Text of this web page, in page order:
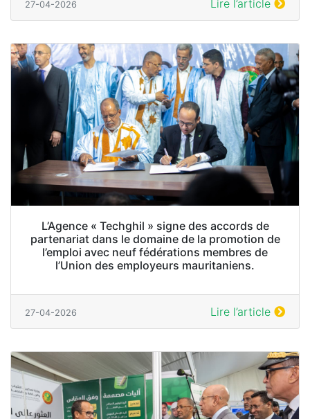
27-04-2026 Lire l’article
L’Agence « Techghil » signe des accords de
partenariat dans le domaine de la promotion de
l’emploi avec neuf fédérations membres de
l’Union des employeurs mauritaniens.
27-04-2026 Lire l’article